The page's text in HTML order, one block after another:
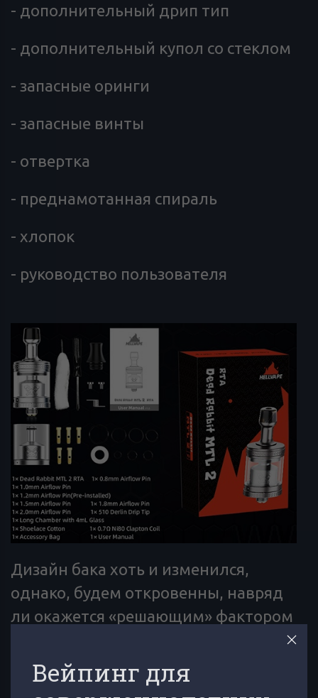
- дополнительный дрип тип
- дополнительный купол со стеклом
- запасные оринги
- запасные винты
- отвертка
- преднамотанная спираль
- хлопок
- руководство пользователя
Дизайн бака хоть и изменился,
однако, будем откровенны, навряд
ли окажется «решающим» фактором
традиционный логотип, и накатки в
верхней и нижней частях, однако
Вейпинг для